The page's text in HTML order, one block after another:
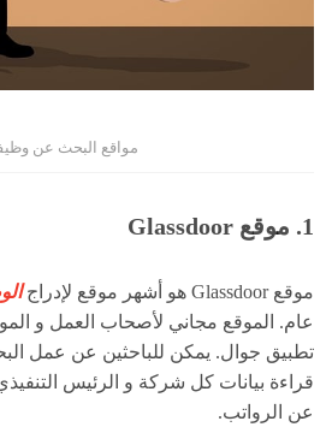
مواقع البحث عن
1. موقع Glassdoor
موقع Glassdoor هو أشهر موقع لإدراج
عام. الموقع مجاني لأصحاب العمل و
تطبيق جوال. يمكن للباحثين عن عمل
قراءة بيانات كل شركة و الرئيس
عن الرواتب.